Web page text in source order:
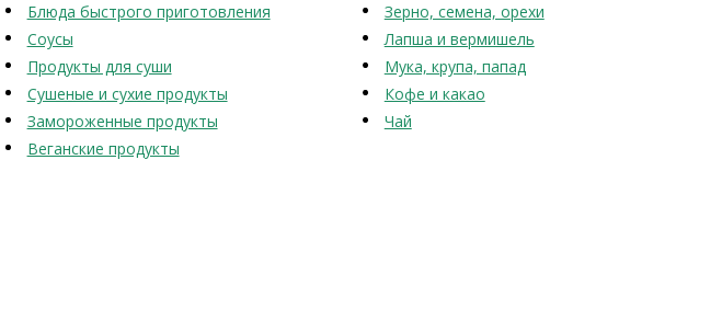
Блюда быстрого приготовления
Соусы
Продукты для суши
Сушеные и сухие продукты
Замороженные продукты
Веганские продукты
Зерно, семена, орехи
Лапша и вермишель
Мука, крупа, папад
Кофе и какао
Чай